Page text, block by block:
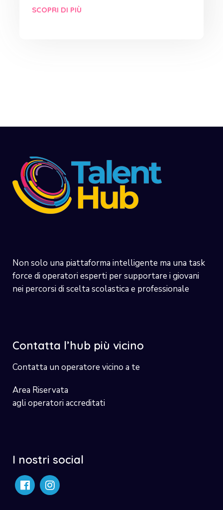
SCOPRI DI PIÙ
Non solo una piattaforma intelligente ma una task
force di operatori esperti per supportare i giovani
nei percorsi di scelta scolastica e professionale
Contatta l’hub più vicino
Contatta un operatore vicino a te
Area Riservata
agli operatori accreditati
I nostri social